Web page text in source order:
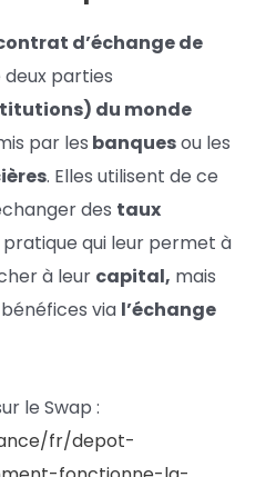
d’échange de
parties
du monde
par les banquesou les
. Elles utilisent de ce
des taux
pratique qui leur permet à
à leur capital, mais
via l’échange
le Swap :
fr/depot-